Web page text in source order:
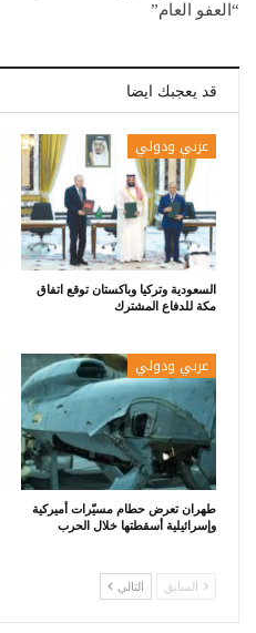
“العفو العام”
قد يعجبك ايضا
عربي ودولي
السعودية وتركيا وباكستان توقع اتفاق
مكة للدفاع المشترك
عربي ودولي
طهران تعرض حطام مسيّرات أميركية
وإسرائيلية أسقطتها خلال الحرب
السابق التالي